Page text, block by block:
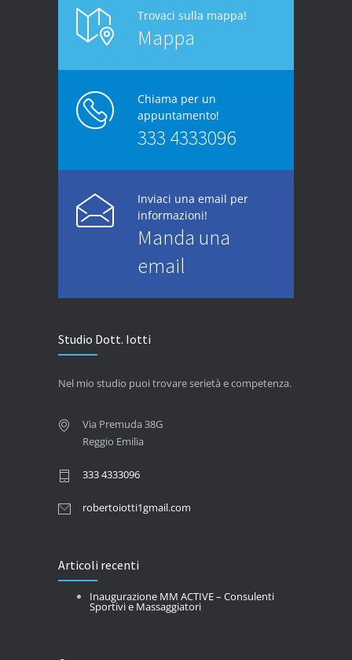
Trovaci sulla mappa!
Mappa
Chiama per un
appuntamento!
333 4333096
Inviaci una email per
informazioni!
Manda una
email
Studio Dott. Iotti
Nel mio studio puoi trovare serietà e competenza.
Via Premuda 38G
Reggio Emilia
333 4333096
robertoiotti1gmail.com
Articoli recenti
Inaugurazione MM ACTIVE – Consulenti
Sportivi e Massaggiatori